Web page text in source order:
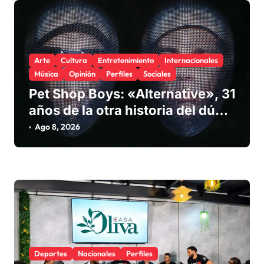
Arte Cultura Entretenimiento
Internacionales
Música
Opinión Perfiles Sociales
Pet Shop Boys: «Alternative», 31
años de la otra historia del dúo
que convirtió las caras B en arte
Ago 8, 2026
Deportes Nacionales Perfiles